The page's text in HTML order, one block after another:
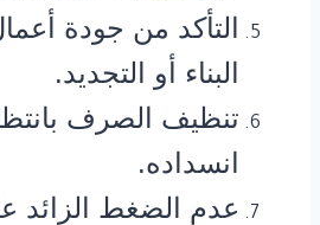
التأكد من جودة
البناء أو التجديد.
تنظيف الصرف
انسداده.
عدم الضغط الزائد